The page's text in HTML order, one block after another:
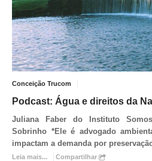
Conceição Trucom
Podcast: Água e direitos da
Juliana Faber do Instituto
Sobrinho *Ele é advogado
impactam a demanda por
Leia mais... Compartilhar